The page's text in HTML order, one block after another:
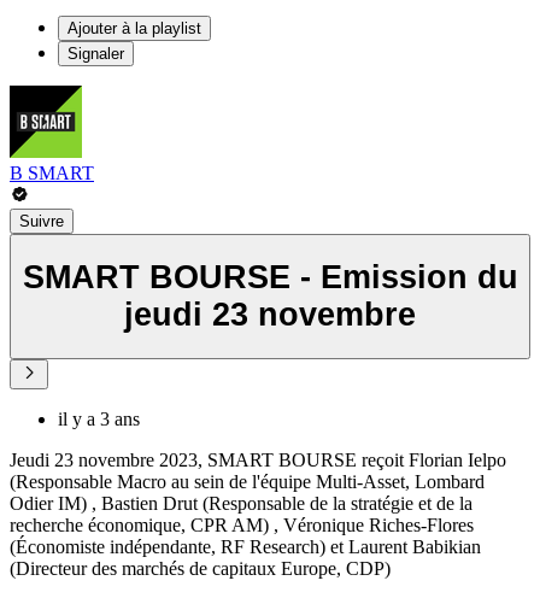
Ajouter à la playlist
Signaler
B SMART
Suivre
SMART BOURSE - Emission du
jeudi 23 novembre
il y a 3 ans
Jeudi 23 novembre 2023, SMART BOURSE reçoit Florian Ielpo
(Responsable Macro au sein de l'équipe Multi-Asset, Lombard
Odier IM) , Bastien Drut (Responsable de la stratégie et de la
recherche économique, CPR AM) , Véronique Riches-Flores
(Économiste indépendante, RF Research) et Laurent Babikian
(Directeur des marchés de capitaux Europe, CDP)